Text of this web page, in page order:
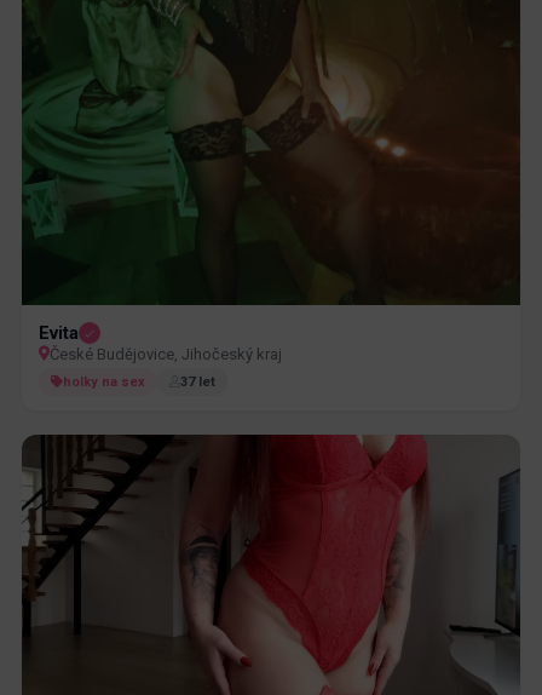
Evita
České Budějovice, Jihočeský kraj
holky na sex 37 let